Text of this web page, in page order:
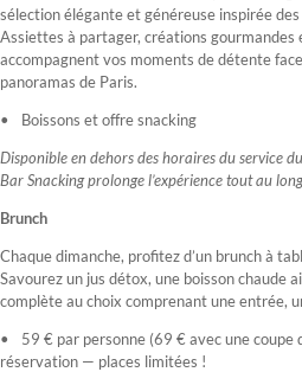
sélection élégante et généreuse inspirée
Assiettes à partager, créations gourmandes
accompagnent vos moments de détente
panoramas de Paris.
Boissons et offre snacking
Disponible en dehors des horaires du service
Bar Snacking prolonge l’expérience tout au
Brunch
Chaque dimanche, profitez d’un brunch à
Savourez un jus détox, une boisson chaude
complète au choix comprenant une entrée,
59 € par personne (69 € avec une coupe
réservation — places limitées !